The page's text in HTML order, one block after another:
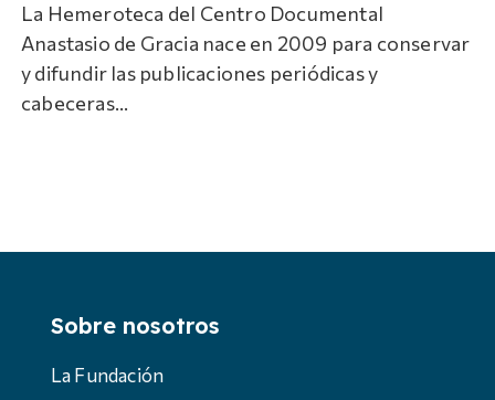
La Hemeroteca del Centro Documental
Anastasio de Gracia nace en 2009 para conservar
y difundir las publicaciones periódicas y
cabeceras...
Sobre nosotros
La Fundación